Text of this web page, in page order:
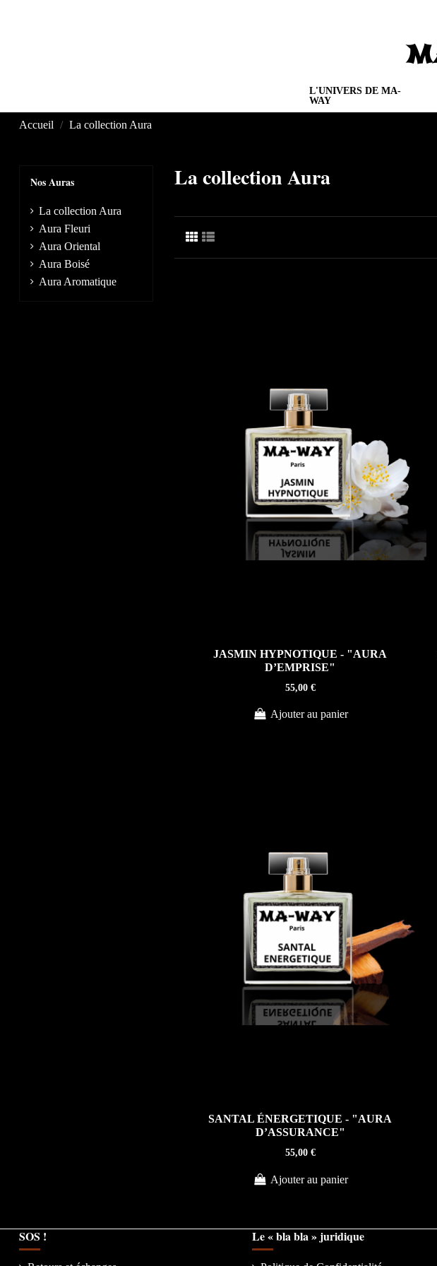
L'UNIVERS DE MA-
WAY
Accueil La collection Aura
La collection Aura
JASMIN HYPNOTIQUE - "AURA
D’EMPRISE"
55,00 €
Ajouter au panier
SANTAL ÉNERGETIQUE - "AURA
D’ASSURANCE"
55,00 €
Ajouter au panier
Nos Auras
La collection Aura
Aura Fleuri
Aura Oriental
Aura Boisé
Aura Aromatique
SOS ! Le « bla bla » juridique